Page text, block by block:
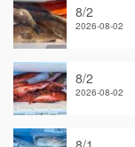
8/2
2026-08-02
8/2
2026-08-02